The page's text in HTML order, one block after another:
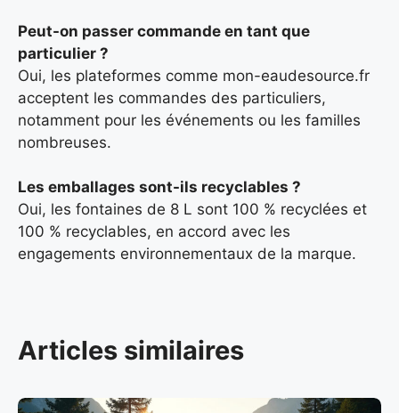
Peut-on passer commande en tant que
particulier ?
Oui, les plateformes comme mon-eaudesource.fr
acceptent les commandes des particuliers,
notamment pour les événements ou les familles
nombreuses.
Les emballages sont-ils recyclables ?
Oui, les fontaines de 8 L sont 100 % recyclées et
100 % recyclables, en accord avec les
engagements environnementaux de la marque.
Articles similaires